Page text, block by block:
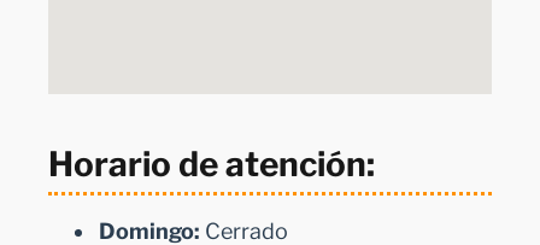
Horario de atención:
Domingo: Cerrado